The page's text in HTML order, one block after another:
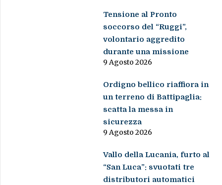
Tensione al Pronto
soccorso del “Ruggi”,
volontario aggredito
durante una missione
9 Agosto 2026
Ordigno bellico riaffiora in
un terreno di Battipaglia:
scatta la messa in
sicurezza
9 Agosto 2026
Vallo della Lucania, furto al
“San Luca”: svuotati tre
distributori automatici